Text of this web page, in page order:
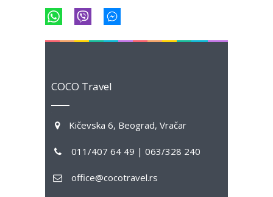
COCO Travel
Kičevska 6, Beograd, Vračar
011/407 64 49 | 063/328 240
office@cocotravel.rs